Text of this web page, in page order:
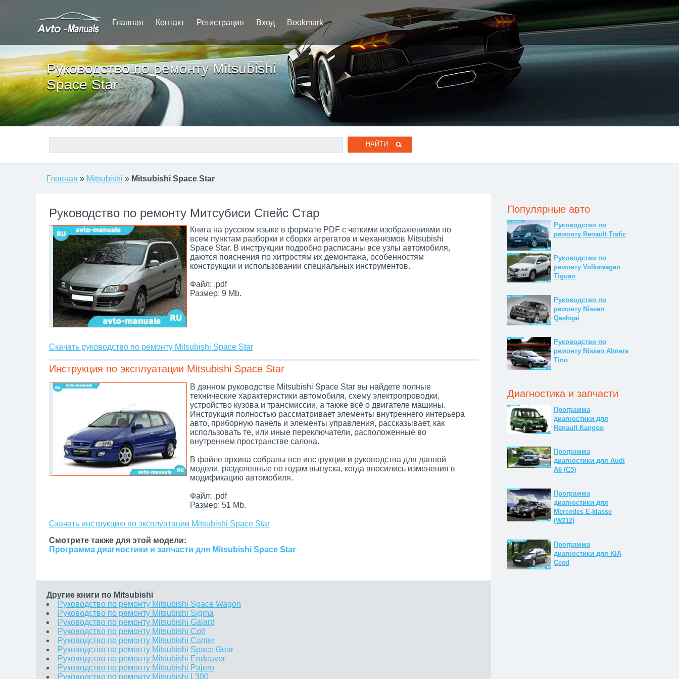
Главная Контакт Регистрация Вход Bookmark
Руководство по ремонту Mitsubishi
Space Star
Главная » Mitsubishi » Mitsubishi Space Star
Руководство по ремонту Митсубиси Спейс Стар
Книга на русском языке в формате PDF с четкими изображениями по
всем пунктам разборки и сборки агрегатов и механизмов Mitsubishi
Space Star. В инструкции подробно расписаны все узлы автомобиля,
даются пояснения по хитростям их демонтажа, особенностям
конструкции и использовании специальных инструментов.
Файл: .pdf
Размер: 9 Mb.
Скачать руководство по ремонту Mitsubishi Space Star
Инструкция по эксплуатации Mitsubishi Space Star
В данном руководстве Mitsubishi Space Star вы найдете полные
технические характеристики автомобиля, схему электропроводки,
устройство кузова и трансмиссии, а также всё о двигателе машины.
Инструкция полностью рассматривает элементы внутреннего интерьера
авто, приборную панель и элементы управления, рассказывает, как
использовать те, или иные переключатели, расположенные во
внутреннем пространстве салона.
В файле архива собраны все инструкции и руководства для данной
модели, разделенные по годам выпуска, когда вносились изменения в
модификацию автомобиля.
Файл: .pdf
Размер: 51 Mb.
Скачать инструкцию по эксплуатации Mitsubishi Space Star
Смотрите также для этой модели:
Программа диагностики и запчасти для Mitsubishi Space Star
Другие книги по Mitsubishi
Руководство по ремонту Mitsubishi Space Wagon
Руководство по ремонту Mitsubishi Sigma
Руководство по ремонту Mitsubishi Galant
Руководство по ремонту Mitsubishi Colt
Руководство по ремонту Mitsubishi Canter
Руководство по ремонту Mitsubishi Space Gear
Руководство по ремонту Mitsubishi Endeavor
Руководство по ремонту Mitsubishi Pajero
Руководство по ремонту Mitsubishi L300
Популярные авто
Руководство по
ремонту Renault Trafic
Руководство по
ремонту Volkswagen
Tiguan
Руководство по
ремонту Nissan
Qashqai
Руководство по
ремонту Nissan Almera
Tino
Диагностика и запчасти
Программа
диагностики для
Renault Kangoo
Программа
диагностики для Audi
A6 (C5)
Программа
диагностики для
Mercedes E-klasse
(W212)
Программа
диагностики для KIA
Ceed